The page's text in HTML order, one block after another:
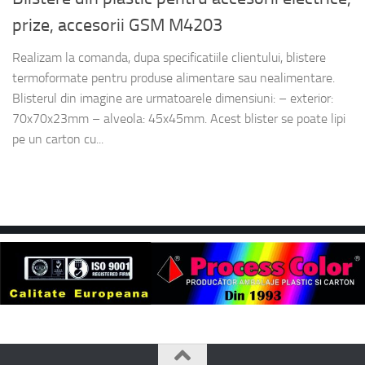
prize, accesorii GSM M4203
Realizam la comanda, dupa specificatiile clientului, blistere
termoformate pentru produse alimentare sau nealimentare.
Blisterul din imagine are urmatoarele dimensiuni: – exterior:
70x70x23mm – alveola: 45x45mm. Acest blister se poate lipi
pe un carton cu...